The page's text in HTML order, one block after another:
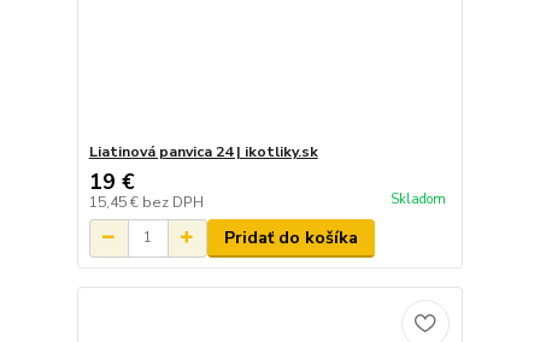
Liatinová panvica 24 | ikotliky.sk
19 €
15,45 € bez DPH Skladom
Pridať do košíka